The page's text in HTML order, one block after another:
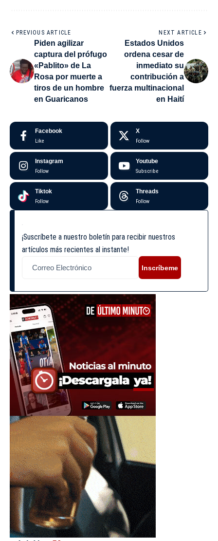
PREVIOUS ARTICLE
Piden agilizar
captura del prófugo
«Pablito» de La
Rosa por muerte a
tiros de un hombre
en Guaricanos
NEXT ARTICLE
Estados Unidos
ordena cesar de
inmediato su
contribución a
fuerza multinacional
en Haití
Facebook
Like
X
Follow
Instagram
Follow
Youtube
Subscribe
Tiktok
Follow
Threads
Follow
¡Suscríbete a nuestro boletín para recibir nuestros
artículos más recientes al instante!
Inscríbeme